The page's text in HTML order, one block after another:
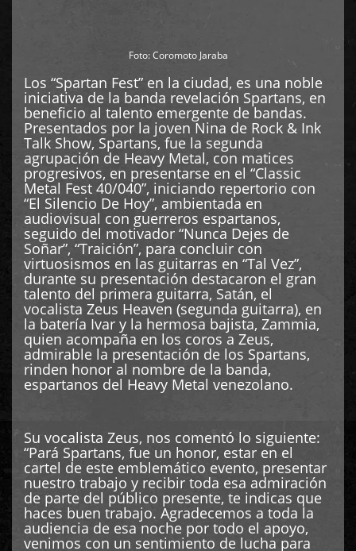
Foto: Coromoto Jaraba
Los “Spartan Fest” en la ciudad, es una noble
iniciativa de la banda revelación Spartans, en
beneficio al talento emergente de bandas.
Presentados por la joven Nina de Rock & Ink
Talk Show, Spartans, fue la segunda
agrupación de Heavy Metal, con matices
progresivos, en presentarse en el “Classic
Metal Fest 40/040”, iniciando repertorio con
“El Silencio De Hoy”, ambientada en
audiovisual con guerreros espartanos,
seguido del motivador “Nunca Dejes de
Soñar”, “Traición”, para concluir con
virtuosismos en las guitarras en “Tal Vez”,
durante su presentación destacaron el gran
talento del primera guitarra, Satán, el
vocalista Zeus Heaven (segunda guitarra), en
la batería Ivar y la hermosa bajista, Zammia,
quien acompaña en los coros a Zeus,
admirable la presentación de los Spartans,
rinden honor al nombre de la banda,
espartanos del Heavy Metal venezolano.
Su vocalista Zeus, nos comentó lo siguiente:
“Pará Spartans, fue un honor, estar en el
cartel de este emblemático evento, presentar
nuestro trabajo y recibir toda esa admiración
de parte del público presente, te indicas que
haces buen trabajo. Agradecemos a toda la
audiencia de esa noche por todo el apoyo,
venimos con un sentimiento de lucha para